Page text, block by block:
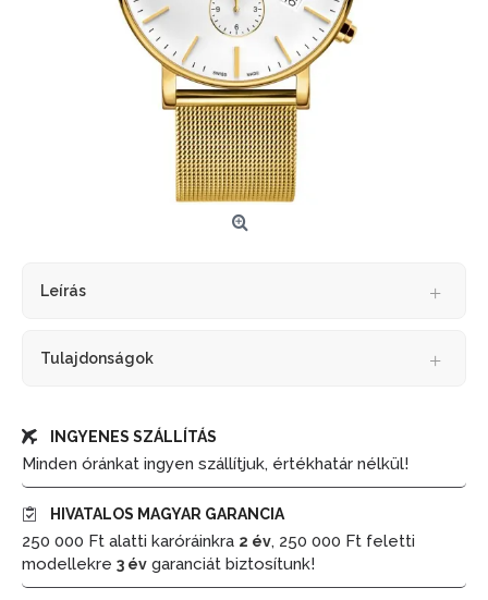
Leírás
Tulajdonságok
INGYENES SZÁLLÍTÁS
Minden óránkat ingyen szállítjuk, értékhatár nélkül!
HIVATALOS MAGYAR GARANCIA
250 000 Ft alatti karóráinkra 2 év, 250 000 Ft feletti
modellekre 3 év garanciát biztosítunk!